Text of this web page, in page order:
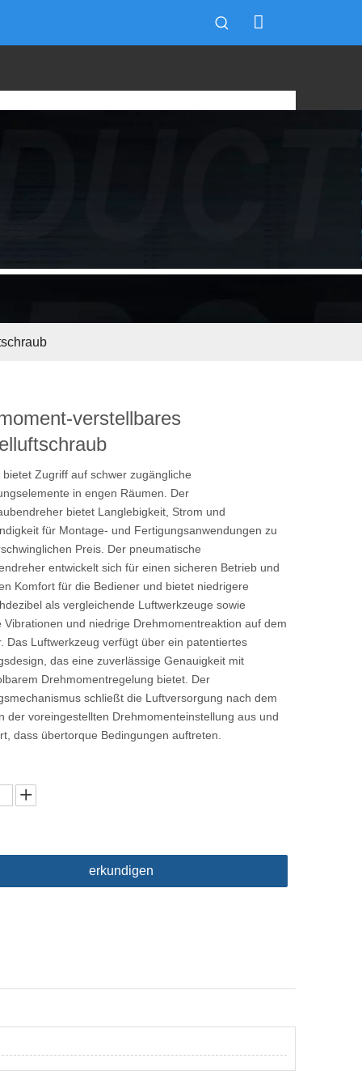
verstellbares
bietet Zugriff auf schwer zugängliche
in engen Räumen. Der
bietet Langlebigkeit, Strom und
für Montage- und Fertigungsanwendungen zu
Preis. Der pneumatische
entwickelt sich für einen sicheren Betrieb und
Komfort für die Bediener und bietet niedrigere
als vergleichende Luftwerkzeuge sowie
Vibrationen und niedrige Drehmomentreaktion auf dem
Das Luftwerkzeug verfügt über ein patentiertes
das eine zuverlässige Genauigkeit mit
Drehmomentregelung bietet. Der
schließt die Luftversorgung nach dem
der voreingestellten Drehmomenteinstellung aus und
dass übertorque Bedingungen auftreten.
erkundigen